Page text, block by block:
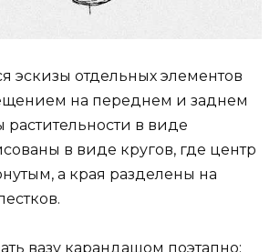
эскизы отдельных элементов
на переднем и заднем
в виде
в виде кругов, где центр
а края разделены на